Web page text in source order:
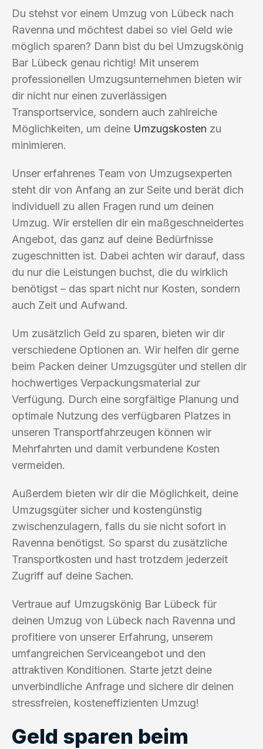
Du stehst vor einem Umzug von Lübeck nach
Ravenna und möchtest dabei so viel Geld wie
möglich sparen? Dann bist du bei Umzugskönig
Bar Lübeck genau richtig! Mit unserem
professionellen Umzugsunternehmen bieten wir
dir nicht nur einen zuverlässigen
Transportservice, sondern auch zahlreiche
Möglichkeiten, um deine Umzugskosten zu
minimieren.
Unser erfahrenes Team von Umzugsexperten
steht dir von Anfang an zur Seite und berät dich
individuell zu allen Fragen rund um deinen
Umzug. Wir erstellen dir ein maßgeschneidertes
Angebot, das ganz auf deine Bedürfnisse
zugeschnitten ist. Dabei achten wir darauf, dass
du nur die Leistungen buchst, die du wirklich
benötigst – das spart nicht nur Kosten, sondern
auch Zeit und Aufwand.
Um zusätzlich Geld zu sparen, bieten wir dir
verschiedene Optionen an. Wir helfen dir gerne
beim Packen deiner Umzugsgüter und stellen dir
hochwertiges Verpackungsmaterial zur
Verfügung. Durch eine sorgfältige Planung und
optimale Nutzung des verfügbaren Platzes in
unseren Transportfahrzeugen können wir
Mehrfahrten und damit verbundene Kosten
vermeiden.
Außerdem bieten wir dir die Möglichkeit, deine
Umzugsgüter sicher und kostengünstig
zwischenzulagern, falls du sie nicht sofort in
Ravenna benötigst. So sparst du zusätzliche
Transportkosten und hast trotzdem jederzeit
Zugriff auf deine Sachen.
Vertraue auf Umzugskönig Bar Lübeck für
deinen Umzug von Lübeck nach Ravenna und
profitiere von unserer Erfahrung, unserem
umfangreichen Serviceangebot und den
attraktiven Konditionen. Starte jetzt deine
unverbindliche Anfrage und sichere dir deinen
stressfreien, kosteneffizienten Umzug!
Geld sparen beim